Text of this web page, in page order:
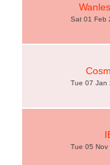
Sat 01 Feb
Tue 07 Jan
Tue 05 Nov